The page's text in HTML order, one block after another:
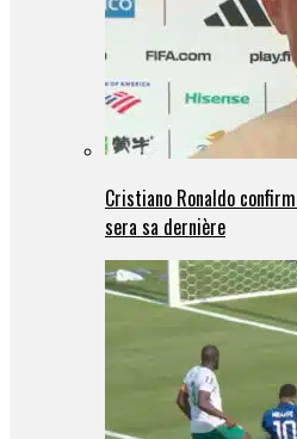
Cristiano Ronaldo
sera sa dernière